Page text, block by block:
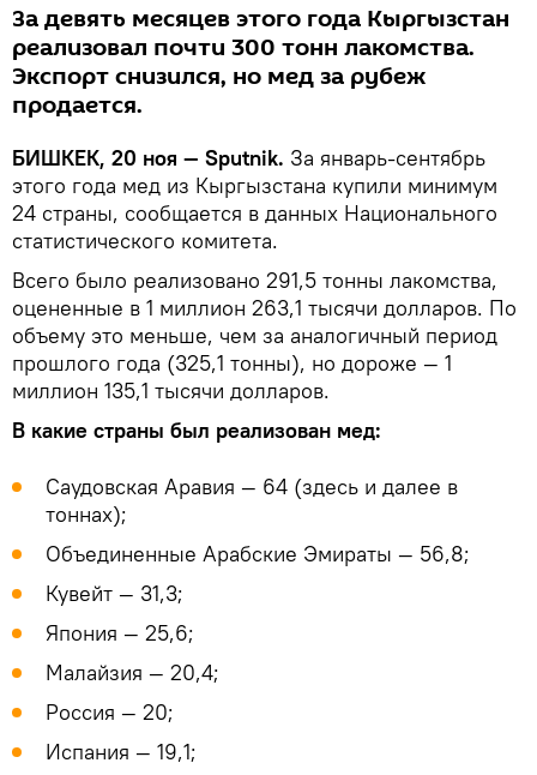
За девять месяцев этого года Кыргызстан
реализовал почти 300 тонн лакомства.
Экспорт снизился, но мед за рубеж
продается.
БИШКЕК, 20 ноя — Sputnik. За январь-сентябрь
этого года мед из Кыргызстана купили минимум
24 страны, сообщается в данных Национального
статистического комитета.
Всего было реализовано 291,5 тонны лакомства,
оцененные в 1 миллион 263,1 тысячи долларов. По
объему это меньше, чем за аналогичный период
прошлого года (325,1 тонны), но дороже — 1
миллион 135,1 тысячи долларов.
В какие страны был реализован мед:
Саудовская Аравия — 64 (здесь и далее в
тоннах);
Объединенные Арабские Эмираты — 56,8;
Кувейт — 31,3;
Япония — 25,6;
Малайзия — 20,4;
Россия — 20;
Испания — 19,1;